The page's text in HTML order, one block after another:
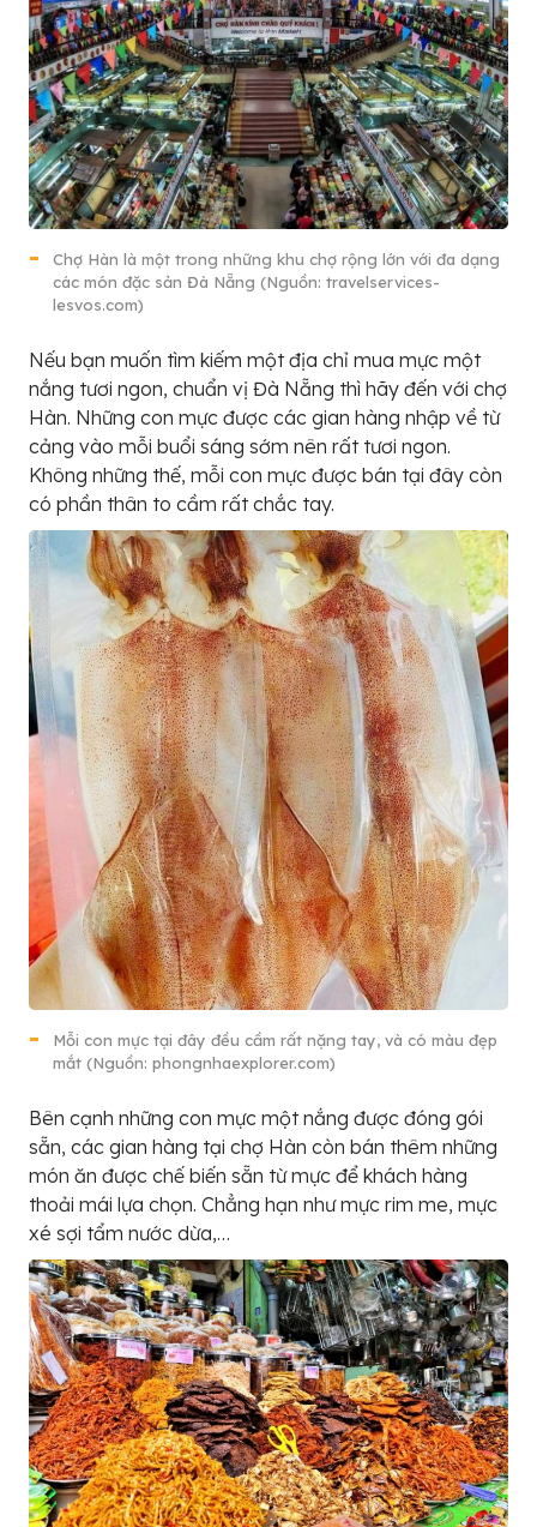
Chợ Hàn là một trong những khu chợ rộng lớn với đa dạng
các món đặc sản Đà Nẵng (Nguồn: travelservices-
lesvos.com)
Nếu bạn muốn tìm kiếm một địa chỉ mua mực một
nắng tươi ngon, chuẩn vị Đà Nẵng thì hãy đến với chợ
Hàn. Những con mực được các gian hàng nhập về từ
cảng vào mỗi buổi sáng sớm nên rất tươi ngon.
Không những thế, mỗi con mực được bán tại đây còn
có phần thân to cầm rất chắc tay.
Mỗi con mực tại đây đều cầm rất nặng tay, và có màu đẹp
mắt (Nguồn: phongnhaexplorer.com)
Bên cạnh những con mực một nắng được đóng gói
sẵn, các gian hàng tại chợ Hàn còn bán thêm những
món ăn được chế biến sẵn từ mực để khách hàng
thoải mái lựa chọn. Chẳng hạn như mực rim me, mực
xé sợi tẩm nước dừa,…